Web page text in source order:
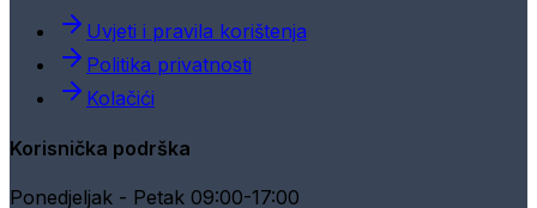
Uvjeti i pravila korištenja
Politika privatnosti
Kolačići
Korisnička podrška
Ponedjeljak - Petak 09:00-17:00